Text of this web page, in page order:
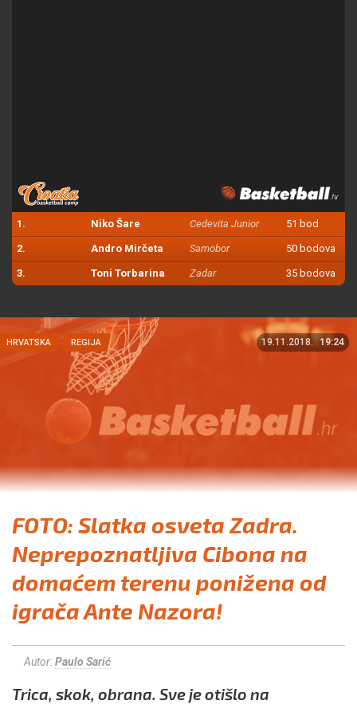
1. Niko Šare Cedevita Junior 51 bod
2. Andro Mirčeta Samobor 50 bodova
3. Toni Torbarina Zadar 35 bodova
HRVATSKA REGIJA 19.11.2018. 19:24
FOTO: Slatka osveta Zadra.
Neprepoznatljiva Cibona na
domaćem terenu ponižena od
igrača Ante Nazora!
Autor:Paulo Sarić
Trica, skok, obrana. Sve je otišlo na